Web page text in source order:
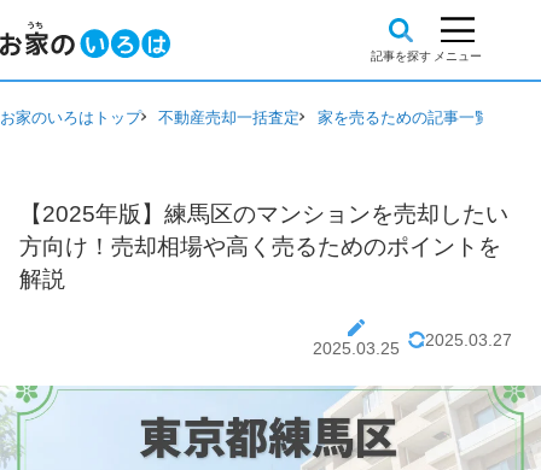
お家のいろはトップ 不動産売却一括査定 家を売るための記事一覧
【2025年版】練馬区のマンションを売却したい
方向け！売却相場や高く売るためのポイントを
解説
2025.03.25 2025.03.27